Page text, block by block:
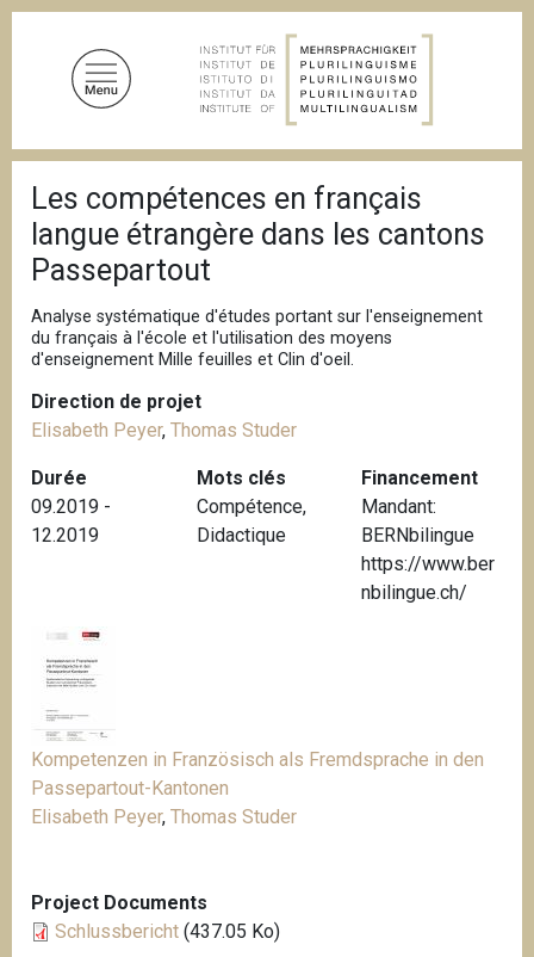
i
l
d
A
i
a
n
Les compétences en français
langue étrangère dans les cantons
Passepartout
Analyse systématique d'études portant sur l'enseignement
du français à l'école et l'utilisation des moyens
d'enseignement Mille feuilles et Clin d'oeil.
Direction de projet
Elisabeth Peyer, Thomas Studer
Durée
09.2019 -
12.2019
Mots clés
Compétence,
Didactique
Financement
Mandant:
BERNbilingue
https://www.ber
nbilingue.ch/
Kompetenzen in Französisch als Fremdsprache in den
Passepartout-Kantonen
Elisabeth Peyer, Thomas Studer
Project Documents
Schlussbericht (437.05 Ko)